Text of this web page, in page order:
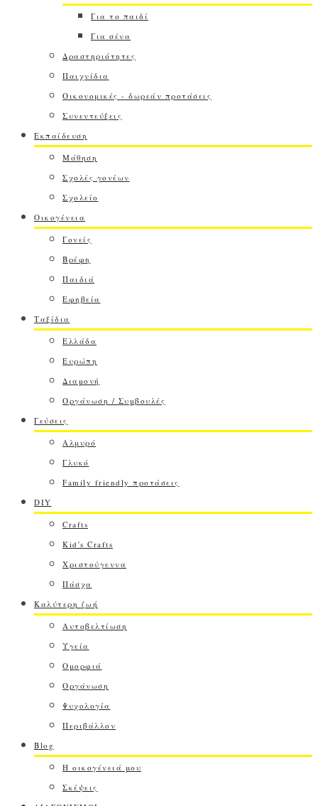
Για το παιδί
Για σένα
Δραστηριότητες
Παιχνίδια
Οικονομικές - δωρεάν προτάσεις
Συνεντεύξεις
Εκπαίδευση
Μάθηση
Σχολές γονέων
Σχολείο
Οικογένεια
Γονείς
Βρέφη
Παιδιά
Εφηβεία
Ταξίδια
Ελλάδα
Ευρώπη
Διαμονή
Οργάνωση / Συμβουλές
Γεύσεις
Αλμυρό
Γλυκό
Family friendly προτάσεις
DIY
Crafts
Kid's Crafts
Χριστούγεννα
Πάσχα
Καλύτερη ζωή
Αυτοβελτίωση
Υγεία
Ομορφιά
Οργάνωση
Ψυχολογία
Περιβάλλον
Blog
Η οικογένειά μου
Σκέψεις